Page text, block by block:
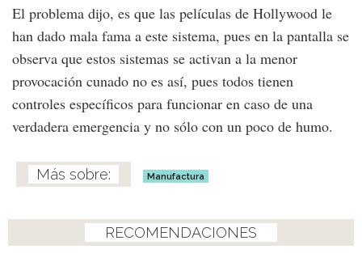
El problema dijo, es que las películas de Hollywood le
han dado mala fama a este sistema, pues en la pantalla se
observa que estos sistemas se activan a la menor
provocación cunado no es así, pues todos tienen
controles específicos para funcionar en caso de una
verdadera emergencia y no sólo con un poco de humo.
Manufactura
RECOMENDACIONES